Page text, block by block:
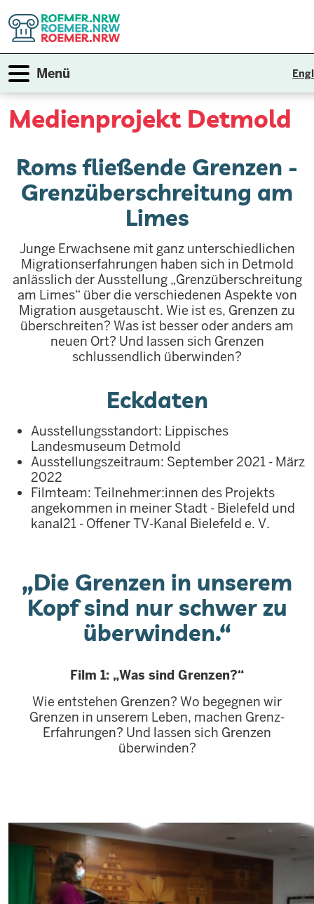
zum
Inhalt
Navigation aktivieren/deaktivieren
Menü
Medienprojekt Detmold
Roms fließende Grenzen -
Grenzüberschreitung am
Limes
Junge Erwachsene mit ganz unterschiedlichen
Migrationserfahrungen haben sich in Detmold
anlässlich der Ausstellung „Grenzüberschreitung
am Limes“ über die verschiedenen Aspekte von
Migration ausgetauscht. Wie ist es, Grenzen zu
überschreiten? Was ist besser oder anders am
neuen Ort? Und lassen sich Grenzen
schlussendlich überwinden?
Eckdaten
Ausstellungsstandort: Lippisches
Landesmuseum Detmold
Ausstellungszeitraum: September 2021 - März
2022
Filmteam: Teilnehmer:innen des Projekts
angekommen in meiner Stadt - Bielefeld und
kanal21 - Offener TV-Kanal Bielefeld e. V.
„Die Grenzen in unserem
Kopf sind nur schwer zu
überwinden.“
Film 1: „Was sind Grenzen?“
Wie entstehen Grenzen? Wo begegnen wir
Grenzen in unserem Leben, machen Grenz-
Erfahrungen? Und lassen sich Grenzen
überwinden?